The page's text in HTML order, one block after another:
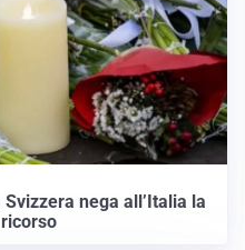
nega all’Italia la